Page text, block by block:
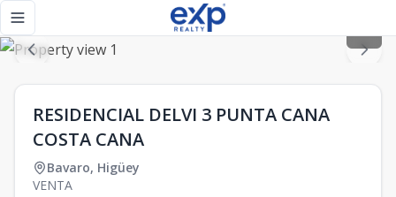
Toggle navigation menu
RESIDENCIAL DELVI 3 PUNTA CANA
COSTA CANA
Bavaro, Higüey
VENTA
RESIDENCIAL DELVI 3 PUNTA CANA COSTA CANA - eXp